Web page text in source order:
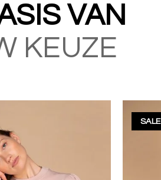
VAN
KEUZE
SALE